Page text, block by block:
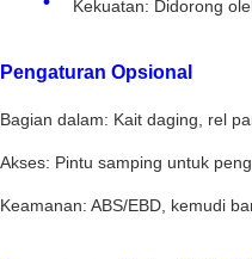
Kekuatan: Didorong
Pengaturan Opsional
Bagian dalam: Kait daging, rel
Akses: Pintu samping untuk
Keamanan: ABS/EBD, kemudi